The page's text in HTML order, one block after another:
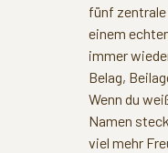
fünf
einem
immer
Belag,
Wenn du
Namen
viel mehr